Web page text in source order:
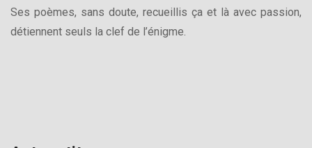
Ses poèmes, sans doute, recueillis ça et là avec passion,
détiennent seuls la clef de l’énigme.